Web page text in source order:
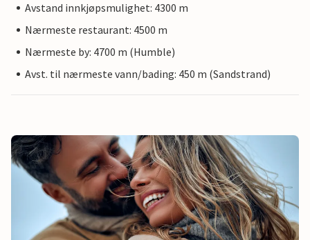
Avstand innkjøpsmulighet: 4300 m
Nærmeste restaurant: 4500 m
Nærmeste by: 4700 m (Humble)
Avst. til nærmeste vann/bading: 450 m (Sandstrand)